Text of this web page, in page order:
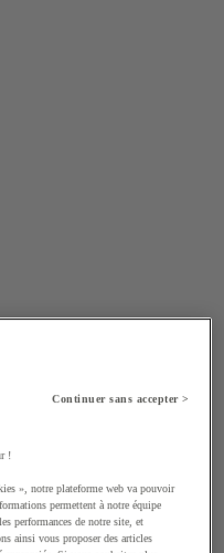
Continuer sans accepter >
!
», notre plateforme web va pouvoir
permettent à notre équipe
performances de notre site, et
ainsi vous proposer des articles